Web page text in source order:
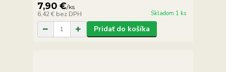
7,90 €/ks
6,42 € bez DPH Skladom 1 ks
Pridať do košíka